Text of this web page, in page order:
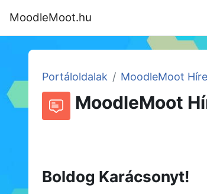
MoodleMoot.hu
Portáloldalak MoodleMoot
MoodleMoot
Boldog Karácsonyt!